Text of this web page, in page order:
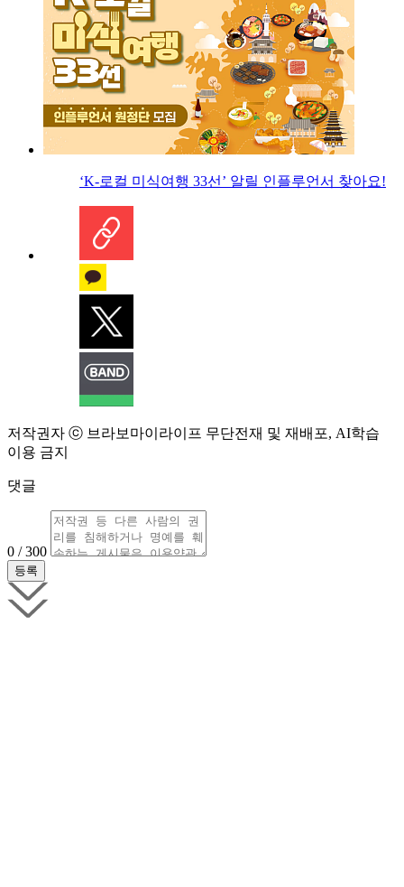
‘K-로컬 미식여행 33선’ 알릴 인플루언서 찾아요!
저작권자 ⓒ 브라보마이라이프 무단전재 및 재배포, AI학습
이용 금지
댓글
0 / 300